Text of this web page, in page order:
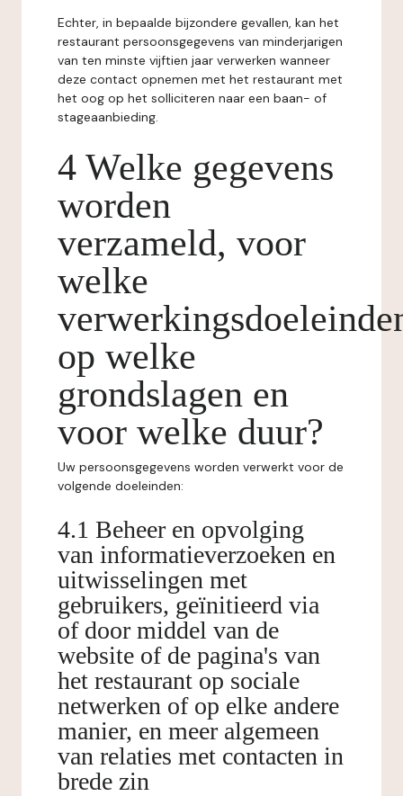
Echter, in bepaalde bijzondere gevallen, kan het
restaurant persoonsgegevens van minderjarigen
van ten minste vijftien jaar verwerken wanneer
deze contact opnemen met het restaurant met
het oog op het solliciteren naar een baan- of
stageaanbieding.
4 Welke gegevens
worden
verzameld, voor
welke
op welke
grondslagen en
voor welke duur?
Uw persoonsgegevens worden verwerkt voor de
volgende doeleinden:
4.1 Beheer en opvolging
van informatieverzoeken en
uitwisselingen met
gebruikers, geïnitieerd via
of door middel van de
website of de pagina's van
het restaurant op sociale
netwerken of op elke andere
manier, en meer algemeen
van relaties met contacten in
brede zin